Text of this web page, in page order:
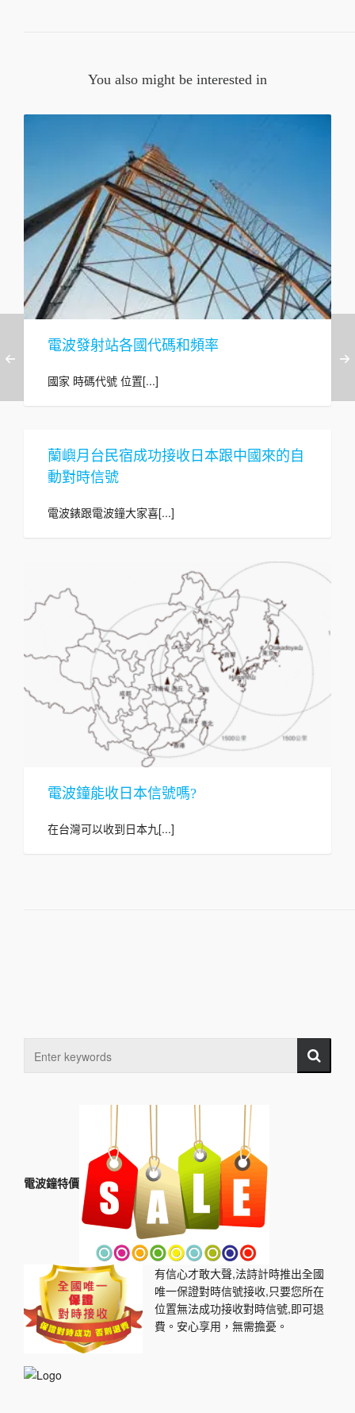
You also might be interested in
電波發射站各國代碼和頻率
國家 時碼代號 位置[...]
蘭嶼月台民宿成功接收日本跟中國來的自
動對時信號
電波錶跟電波鐘大家喜[...]
電波鐘能收日本信號嗎?
在台灣可以收到日本九[...]
電波鐘特價
有信心才敢大聲,法詩計時推出全國
唯一保證對時信號接收,只要您所在
位置無法成功接收對時信號,即可退
費。安心享用，無需擔憂。